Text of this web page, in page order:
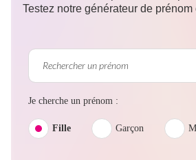
Testez notre générateur de
Je cherche un prénom :
Fille Garçon